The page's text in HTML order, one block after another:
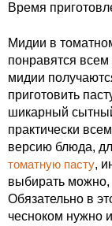
Время
Мидии в
понравятся
мидии
приготовить
шикарный
практически
версию блюда,
томатную пасту,
выбирать можно,
Обязательно в
чесноком нужно